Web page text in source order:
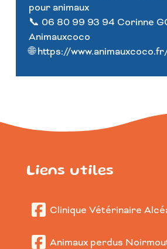
pour animaux
📞 06 80 99 93 94 Corinne
Animauxcoco
🌐 https://
Liens utiles
Clinique Vétérinaire
Animaux perdus